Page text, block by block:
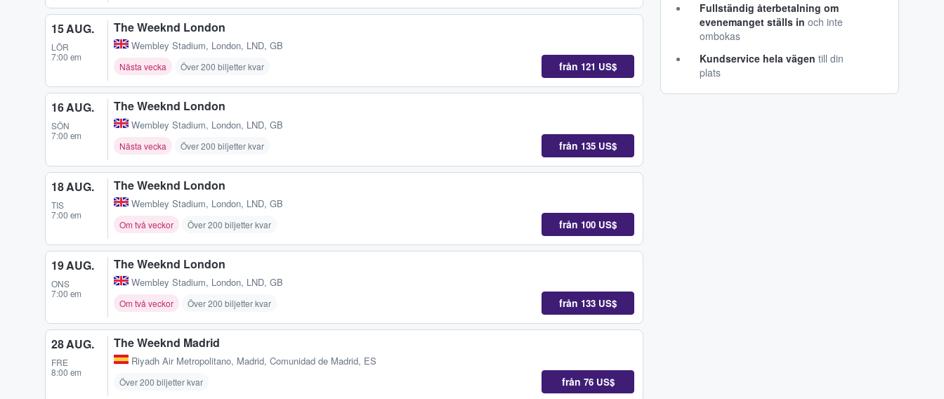
15 AUG.
LÖR
7:00 em
The Weeknd London
Wembley Stadium, London, LND, GB
Nästa vecka Över 200 biljetter kvar från 121 US$
16 AUG.
SÖN
7:00 em
The Weeknd London
Wembley Stadium, London, LND, GB
Nästa vecka Över 200 biljetter kvar från 135 US$
18 AUG.
TIS
7:00 em
The Weeknd London
Wembley Stadium, London, LND, GB
Om två veckor Över 200 biljetter kvar från 100 US$
19 AUG.
ONS
7:00 em
The Weeknd London
Wembley Stadium, London, LND, GB
Om två veckor Över 200 biljetter kvar från 133 US$
28 AUG.
FRE
8:00 em
The Weeknd Madrid
Riyadh Air Metropolitano, Madrid, Comunidad de Madrid, ES
Över 200 biljetter kvar från 76 US$
Fullständig återbetalning om
evenemanget ställs in och inte
ombokas
Kundservice hela vägen till din
plats